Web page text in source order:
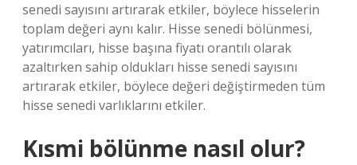
senedi sayısını artırarak etkiler, böylece hisselerin
toplam değeri aynı kalır. Hisse senedi bölünmesi,
yatırımcıları, hisse başına fiyatı orantılı olarak
azaltırken sahip oldukları hisse senedi sayısını
artırarak etkiler, böylece değeri değiştirmeden tüm
hisse senedi varlıklarını etkiler.
Kısmi bölünme nasıl olur?